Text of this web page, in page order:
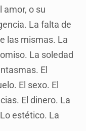
amor, o su
La falta de
las mismas. La
La soledad
El
El sexo. El
El dinero. La
estético. La